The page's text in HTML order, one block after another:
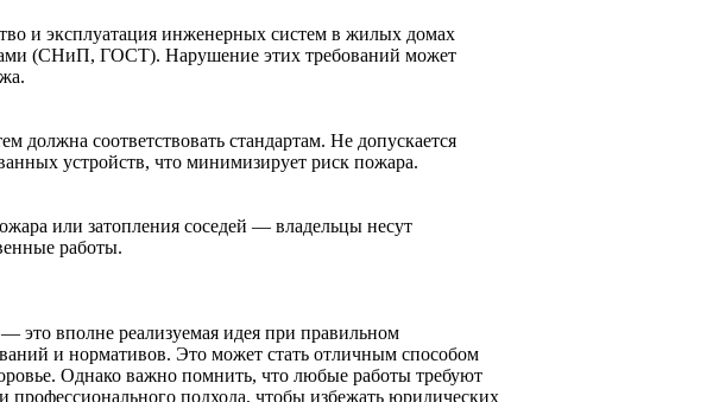
и эксплуатация инженерных систем в жилых домах
(СНиП, ГОСТ). Нарушение этих требований может
должна соответствовать стандартам. Не допускается
устройств, что минимизирует риск пожара.
или затопления соседей — владельцы несут
работы.
это вполне реализуемая идея при правильном
и нормативов. Это может стать отличным способом
Однако важно помнить, что любые работы требуют
профессионального подхода, чтобы избежать юридических